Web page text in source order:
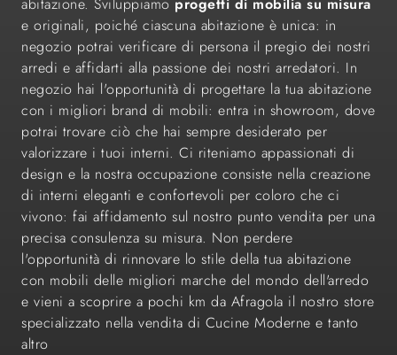
e originali, poiché ciascuna abitazione è unica: in
negozio potrai verificare di persona il pregio dei nostri
arredi e affidarti alla passione dei nostri arredatori. In
negozio hai l'opportunità di progettare la tua abitazione
con i migliori brand di mobili: entra in showroom, dove
potrai trovare ciò che hai sempre desiderato per
valorizzare i tuoi interni. Ci riteniamo appassionati di
design e la nostra occupazione consiste nella creazione
di interni eleganti e confortevoli per coloro che ci
vivono: fai affidamento sul nostro punto vendita per una
precisa consulenza su misura. Non perdere
l'opportunità di rinnovare lo stile della tua abitazione
con mobili delle migliori marche del mondo dell'arredo
e vieni a scoprire a pochi km da Afragola il nostro store
specializzato nella vendita di Cucine Moderne e tanto
altro